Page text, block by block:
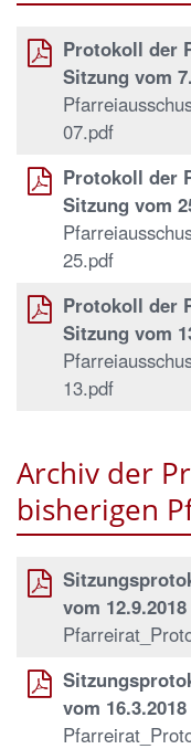
Protokoll der
Sitzung vom
07.pdf
Protokoll der
Sitzung vom
25.pdf
Protokoll der
Sitzung vom
13.pdf
Archiv der
bisherigen
vom 12.9.2018
vom 16.3.2018